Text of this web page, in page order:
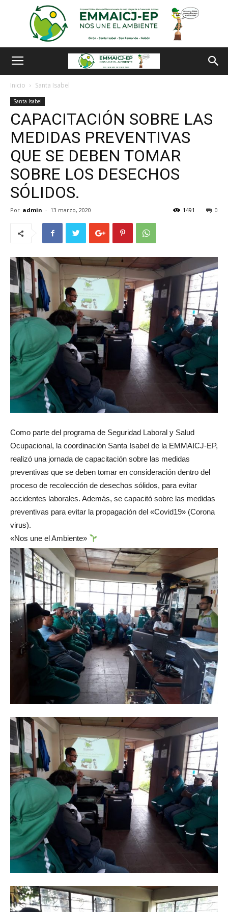
Inicio Santa Isabel
Santa Isabel
CAPACITACIÓN SOBRE LAS
MEDIDAS PREVENTIVAS
QUE SE DEBEN TOMAR
SOBRE LOS DESECHOS
SÓLIDOS.
Por admin - 13 marzo, 2020 0
1491
Como parte del programa de Seguridad Laboral y Salud
Ocupacional, la coordinación Santa Isabel de la EMMAICJ-EP,
realizó una jornada de capacitación sobre las medidas
preventivas que se deben tomar en consideración dentro del
proceso de recolección de desechos sólidos, para evitar
accidentes laborales. Además, se capacitó sobre las medidas
preventivas para evitar la propagación del «Covid19» (Corona
virus).
«Nos une el Ambiente»